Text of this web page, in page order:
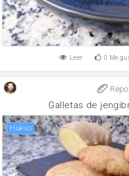
Leer 0 Me
Galletas de
huevo